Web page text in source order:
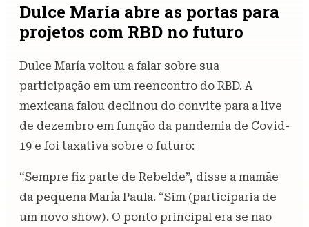
Dulce María abre as portas para
projetos com RBD no futuro
Dulce María voltou a falar sobre sua
participação em um reencontro do RBD. A
mexicana falou declinou do convite para a live
de dezembro em função da pandemia de Covid-
19 e foi taxativa sobre o futuro:
“Sempre fiz parte de Rebelde”, disse a mamãe
da pequena María Paula. “Sim (participaria de
um novo show). O ponto principal era se não